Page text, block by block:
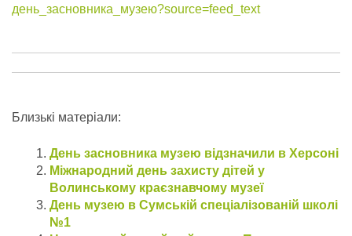
день_засновника_музею?source=feed_text
Близькі матеріали:
День засновника музею відзначили в Херсоні
Міжнародний день захисту дітей у
Волинському краєзнавчому музеї
День музею в Сумській спеціалізованій школі
№1